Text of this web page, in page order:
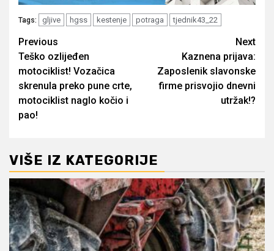
Tags: gljive hgss kestenje potraga tjednik43_22
Post
navigation
Previous
Teško ozlijeđen
motociklist! Vozačica
skrenula preko pune crte,
motociklist naglo kočio i
pao!
Next
Kaznena prijava:
Zaposlenik slavonske
firme prisvojio dnevni
utržak!?
VIŠE IZ KATEGORIJE